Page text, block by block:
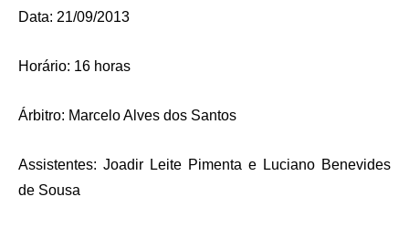
Data: 21/09/2013
Horário: 16 horas
Árbitro: Marcelo Alves dos Santos
Assistentes: Joadir Leite Pimenta e Luciano Benevides
de Sousa